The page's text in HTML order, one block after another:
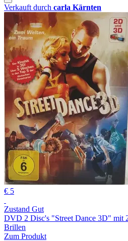
Verkauft durch carla Kärnten
€ 5
Zustand Gut
DVD 2 Disc's "Street Dance 3D" mit
Brillen
Zum Produkt